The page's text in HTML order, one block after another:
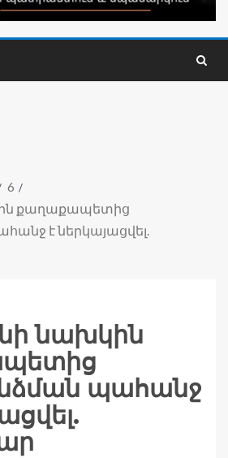
6
քաղաքապետից
է ներկայացվել.
նախկին
պահանջ